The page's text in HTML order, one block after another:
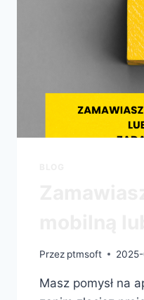
Przez ptmsoft
Masz pomysł na